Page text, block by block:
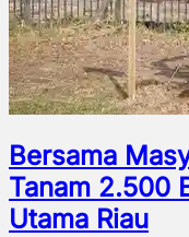
Bersama
Tanam 2.500
Utama Riau